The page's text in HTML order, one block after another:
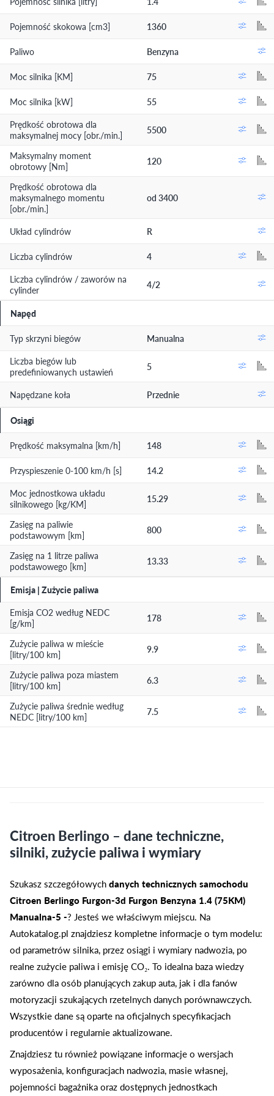
Pojemność skokowa [cm3] 1360
Paliwo Benzyna
Moc silnika [KM] 75
Moc silnika [kW]
55
Prędkość obrotowa dla
maksymalnej mocy [obr./min.]
5500
Maksymalny moment
obrotowy [Nm]
120
Prędkość obrotowa dla
maksymalnego momentu
[obr./min.]
od 3400
Układ cylindrów R
Liczba cylindrów
4
Liczba cylindrów / zaworów na
cylinder
4/2
Napęd
Typ skrzyni biegów
Manualna
Liczba biegów lub
predefiniowanych ustawień
5
Napędzane koła Przednie
Osiągi
Prędkość maksymalna [km/h] 148
Przyspieszenie 0-100 km/h [s]
14.2
Moc jednostkowa układu
silnikowego [kg/KM]
15.29
Zasięg na paliwie
podstawowym [km]
800
Zasięg na 1 litrze paliwa
podstawowego [km]
13.33
Emisja | Zużycie paliwa
Emisja CO2 według NEDC
[g/km]
178
Zużycie paliwa w mieście
[litry/100 km]
9.9
Zużycie paliwa poza miastem
[litry/100 km]
6.3
Zużycie paliwa średnie według
NEDC [litry/100 km]
7.5
Citroen Berlingo – dane techniczne,
silniki, zużycie paliwa i wymiary
Szukasz szczegółowychdanych technicznych samochodu
Citroen Berlingo Furgon-3d Furgon Benzyna 1.4 (75KM)
Manualna-5 -? Jesteś we właściwym miejscu. Na
Autokatalog.pl znajdziesz kompletne informacje o tym modelu:
od parametrów silnika, przez osiągi i wymiary nadwozia, po
realne zużycie paliwa i emisję CO₂. To idealna baza wiedzy
zarówno dla osób planujących zakup auta, jak i dla fanów
motoryzacji szukających rzetelnych danych porównawczych.
Wszystkie dane są oparte na oficjalnych specyfikacjach
producentów i regularnie aktualizowane.
Znajdziesz tu również powiązane informacje o wersjach
wyposażenia, konfiguracjach nadwozia, masie własnej,
pojemności bagażnika oraz dostępnych jednostkach